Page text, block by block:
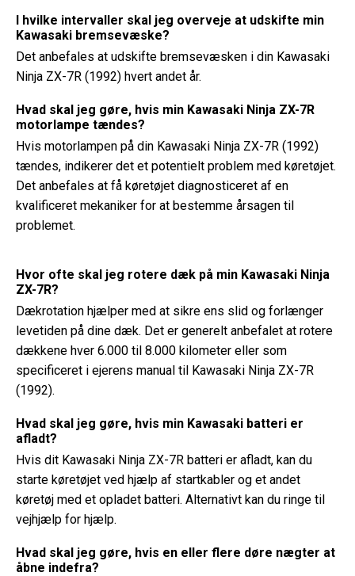
I hvilke intervaller skal jeg overveje at udskifte min
Kawasaki bremsevæske?
Det anbefales at udskifte bremsevæsken i din Kawasaki
Ninja ZX-7R (1992) hvert andet år.
Hvad skal jeg gøre, hvis min Kawasaki Ninja ZX-7R
motorlampe tændes?
Hvis motorlampen på din Kawasaki Ninja ZX-7R (1992)
tændes, indikerer det et potentielt problem med køretøjet.
Det anbefales at få køretøjet diagnosticeret af en
kvalificeret mekaniker for at bestemme årsagen til
problemet.
Hvor ofte skal jeg rotere dæk på min Kawasaki Ninja
ZX-7R?
Dækrotation hjælper med at sikre ens slid og forlænger
levetiden på dine dæk. Det er generelt anbefalet at rotere
dækkene hver 6.000 til 8.000 kilometer eller som
specificeret i ejerens manual til Kawasaki Ninja ZX-7R
(1992).
Hvad skal jeg gøre, hvis min Kawasaki batteri er
afladt?
Hvis dit Kawasaki Ninja ZX-7R batteri er afladt, kan du
starte køretøjet ved hjælp af startkabler og et andet
køretøj med et opladet batteri. Alternativt kan du ringe til
vejhjælp for hjælp.
Hvad skal jeg gøre, hvis en eller flere døre nægter at
åbne indefra?